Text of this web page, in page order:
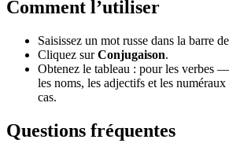
Comment l’utiliser
Saisissez un mot russe dans la barre
Cliquez surConjugaison.
Obtenez le tableau : pour les verbes
les noms, les adjectifs et les
cas.
Questions fréquentes